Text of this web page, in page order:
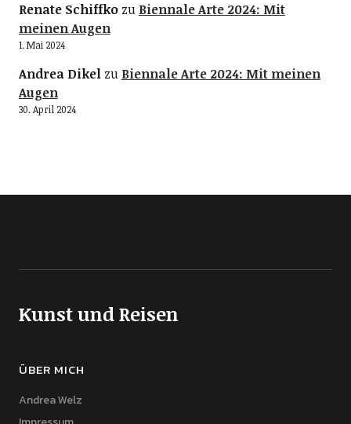
Renate Schiffkozu Biennale Arte 2024: Mit
meinen Augen
1. Mai 2024
Andrea Dikelzu Biennale Arte 2024: Mit meinen
Augen
30. April 2024
Kunst und Reisen
ÜBER MICH
Andrea Welz